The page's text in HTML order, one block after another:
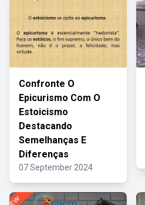
Confronte O
Epicurismo Com O
Estoicismo
Destacando
Semelhanças E
Diferenças
07 September 2024